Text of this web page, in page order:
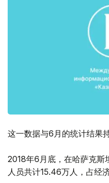
这一数据与6月的统计结果持
2018年6月底，在哈萨克斯
人员共计15.46万人，占经